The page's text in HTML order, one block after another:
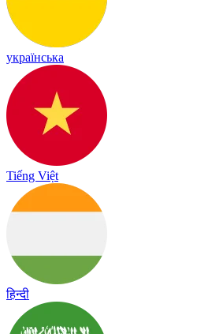
українська
Tiếng Việt
हिन्दी